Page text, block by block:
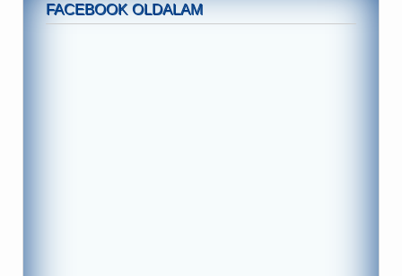
FACEBOOK OLDALAM